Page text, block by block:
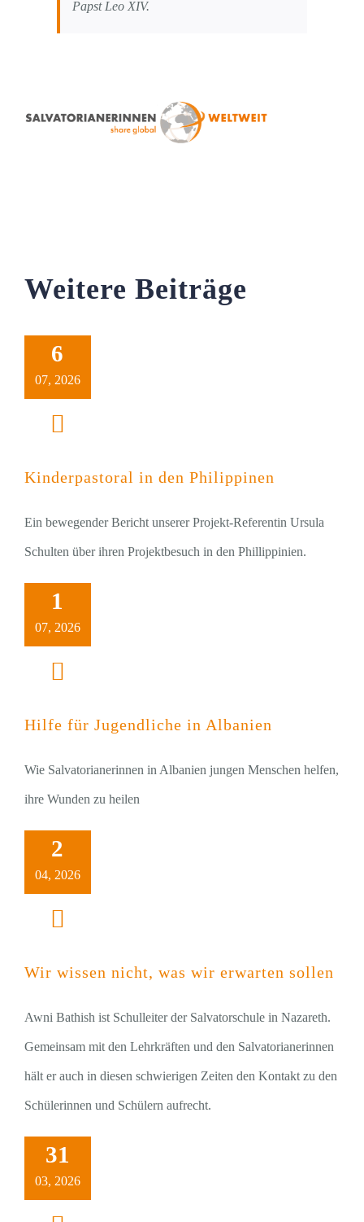
Papst Leo XIV.
Weitere Beiträge
6
07, 2026
Kinderpastoral in den Philippinen
Ein bewegender Bericht unserer Projekt-Referentin Ursula
Schulten über ihren Projektbesuch in den Phillippinien.
1
07, 2026
Hilfe für Jugendliche in Albanien
Wie Salvatorianerinnen in Albanien jungen Menschen helfen,
ihre Wunden zu heilen
2
04, 2026
Wir wissen nicht, was wir erwarten sollen
Awni Bathish ist Schulleiter der Salvatorschule in Nazareth.
Gemeinsam mit den Lehrkräften und den Salvatorianerinnen
hält er auch in diesen schwierigen Zeiten den Kontakt zu den
Schülerinnen und Schülern aufrecht.
31
03, 2026